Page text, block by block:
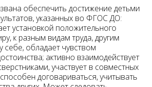
обеспечить достижение детьми
указанных во ФГОС ДО:
установкой положительного
к разным видам труда, другим
обладает чувством
активно взаимодействует
участвует в совместных
договариваться, учитывать